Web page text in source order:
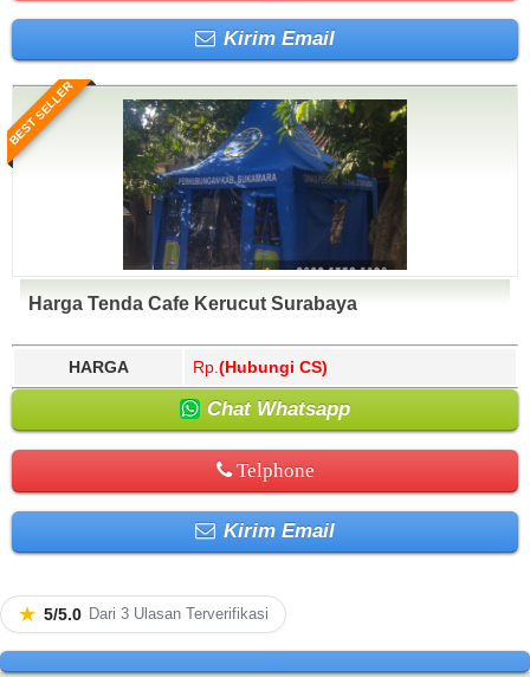
Kirim Email
BEST SELLER
Harga Tenda Cafe Kerucut Surabaya
HARGA Rp. (Hubungi CS)
Chat Whatsapp
Telphone
Kirim Email
★ 5/5.0 Dari 3 Ulasan Terverifikasi